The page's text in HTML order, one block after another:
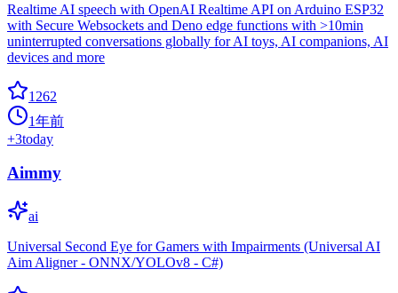
Realtime AI speech with OpenAI Realtime API on Arduino ESP32
with Secure Websockets and Deno edge functions with >10min
uninterrupted conversations globally for AI toys, AI companions, AI
devices and more
1262
1年前
+3today
Aimmy
ai
Universal Second Eye for Gamers with Impairments (Universal AI
Aim Aligner - ONNX/YOLOv8 - C#)